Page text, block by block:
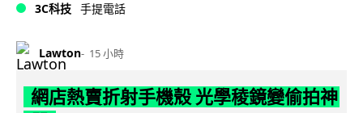
3C科技 手提電話
Lawton 15 小時
網店熱賣折射手機殼 光學稜鏡變偷拍神